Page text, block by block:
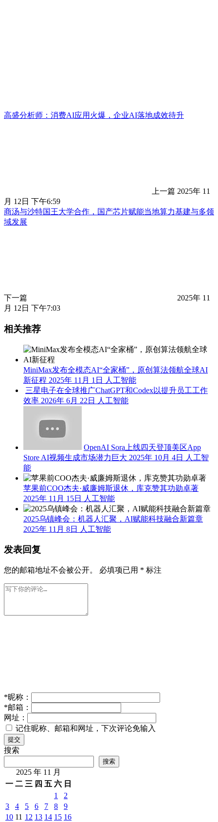
高盛分析师：消费AI应用火爆，企业AI落地成效待升
上一篇 2025年 11
月 12日 下午6:59
商汤与沙特国王大学合作，国产芯片赋能当地算力基建与多领
域发展
下一篇
2025年 11
月 12日 下午7:03
相关推荐
MiniMax发布全模态AI“全家桶”，原创算法领航全球AI
新征程 2025年 11月 1日
人工智能
三星电子在全球推广ChatGPT和Codex以提升员工工作
效率 2026年 6月 22日 人工智能
OpenAI Sora上线四天登顶美区App
Store AI视频生成市场潜力巨大 2025年 10月 4日
人工智
能
苹果前COO杰夫·威廉姆斯退休，库克赞其功勋卓著
2025年 11月 15日
人工智能
2025乌镇峰会：机器人汇聚，AI赋能科技融合新篇章
2025年 11月 8日
人工智能
发表回复
您的邮箱地址不会被公开。 必填项已用 * 标注
*昵称：
*邮箱：
网址：
记住昵称、邮箱和网址，下次评论免输入
提交
搜索
搜索
2025 年 11 月
一 二 三 四 五 六 日
1
2
3
4 5 6 7 8
9
10 11 12 13 14 15 16